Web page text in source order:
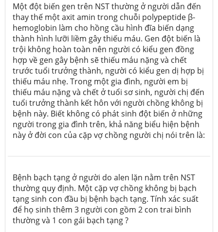
Một đột biến gen trên NST thường ở người dẫn đến
thay thế một axit amin trong chuỗi polypeptide β-
hemoglobin làm cho hồng cầu hình đĩa biến dạng
thành hình lưỡi liềm gây thiếu máu. Gen đột biến là
trội không hoàn toàn nên người có kiểu gen đồng
hợp về gen gây bệnh sẽ thiếu máu nặng và chết
trước tuổi trưởng thành, người có kiểu gen dị hợp bị
thiếu máu nhẹ. Trong một gia đình, người em bị
thiếu máu nặng và chết ở tuổi sơ sinh, người chị đến
tuổi trưởng thành kết hôn với người chồng không bị
bệnh này. Biết không có phát sinh đột biến ở những
người trong gia đình trên, khả năng biểu hiện bệnh
này ở đời con của cặp vợ chồng người chị nói trên là:
Bệnh bạch tạng ở người do alen lặn nằm trên NST
thường quy định. Một cặp vợ chồng không bị bạch
tạng sinh con đầu bị bệnh bạch tạng. Tính xác suất
để họ sinh thêm 3 người con gồm 2 con trai bình
thường và 1 con gái bạch tạng ?